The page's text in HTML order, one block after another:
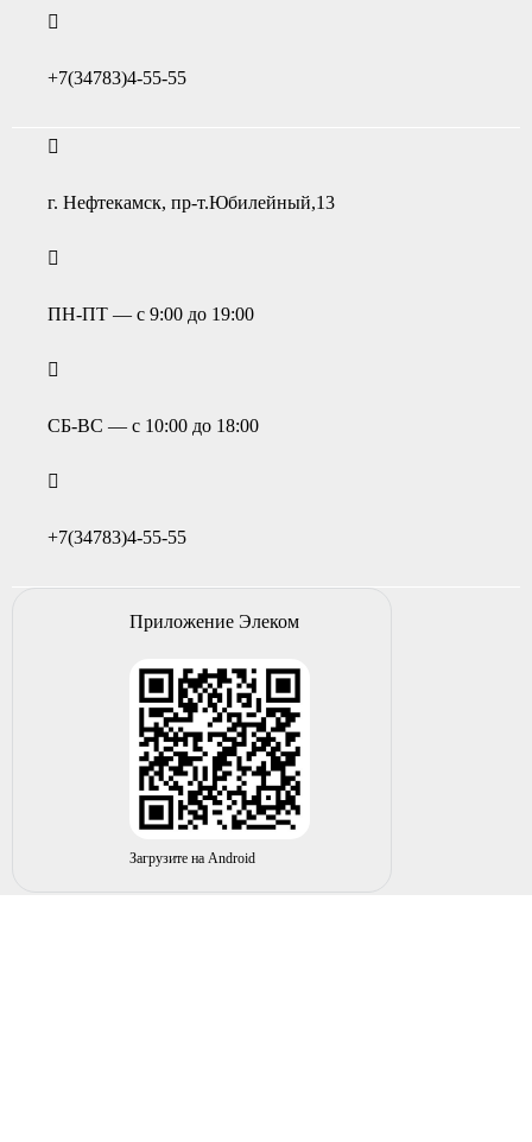
+7(34783)4-55-55
г. Нефтекамск, пр-т.Юбилейный,13
ПН-ПТ — с 9:00 до 19:00
СБ-ВС — с 10:00 до 18:00
+7(34783)4-55-55
Приложение Элеком
Загрузите на Android